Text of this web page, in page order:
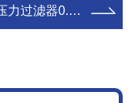
滤器0.22um